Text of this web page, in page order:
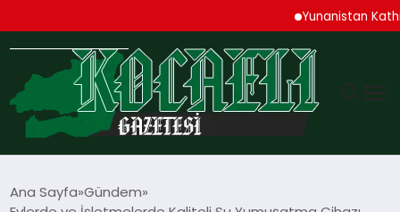
Yunanistan
Ana Sayfa Gündem